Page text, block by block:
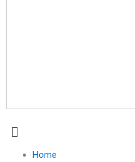
Menu
Home